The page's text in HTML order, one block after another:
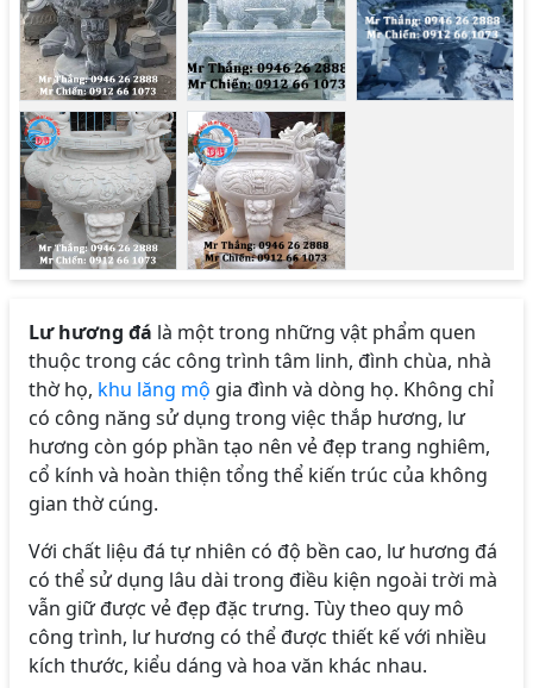
Lư hương đá là một trong những vật phẩm quen
thuộc trong các công trình tâm linh, đình chùa, nhà
thờ họ, khu lăng mộ gia đình và dòng họ. Không chỉ
có công năng sử dụng trong việc thắp hương, lư
hương còn góp phần tạo nên vẻ đẹp trang nghiêm,
cổ kính và hoàn thiện tổng thể kiến trúc của không
gian thờ cúng.
Với chất liệu đá tự nhiên có độ bền cao, lư hương đá
có thể sử dụng lâu dài trong điều kiện ngoài trời mà
vẫn giữ được vẻ đẹp đặc trưng. Tùy theo quy mô
công trình, lư hương có thể được thiết kế với nhiều
kích thước, kiểu dáng và hoa văn khác nhau.